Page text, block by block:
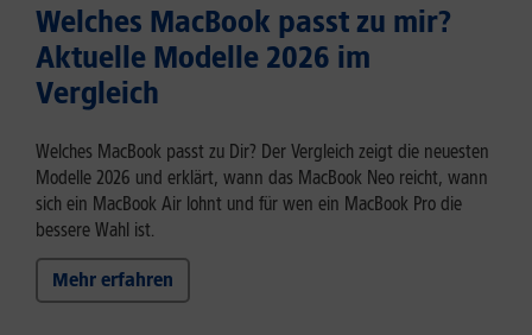
Welches MacBook passt zu mir?
Aktuelle Modelle 2026 im
Vergleich
Welches MacBook passt zu Dir? Der Vergleich zeigt die neuesten
Modelle 2026 und erklärt, wann das MacBook Neo reicht, wann
sich ein MacBook Air lohnt und für wen ein MacBook Pro die
bessere Wahl ist.
Mehr erfahren